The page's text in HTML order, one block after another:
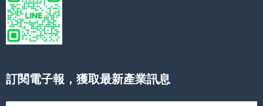
訂閱電子報，獲取最新產業訊息